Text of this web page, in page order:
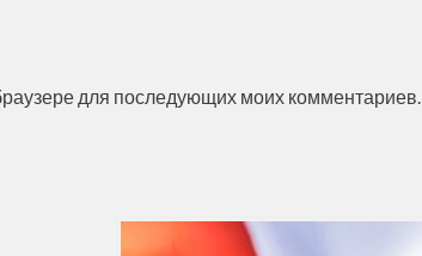
для последующих моих комментариев.